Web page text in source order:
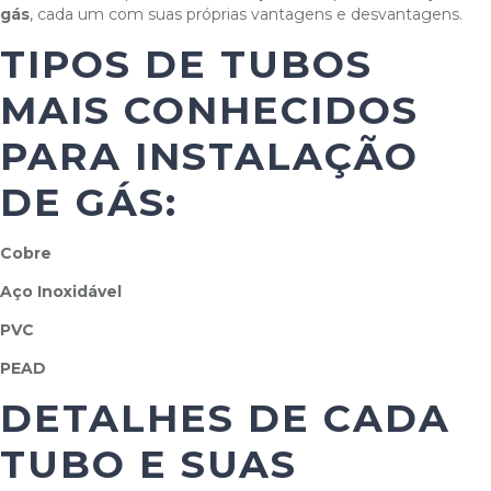
gás, cada um com suas próprias vantagens e desvantagens.
TIPOS DE TUBOS
MAIS CONHECIDOS
PARA INSTALAÇÃO
DE GÁS:
Cobre
Aço Inoxidável
PVC
PEAD
DETALHES DE CADA
TUBO E SUAS